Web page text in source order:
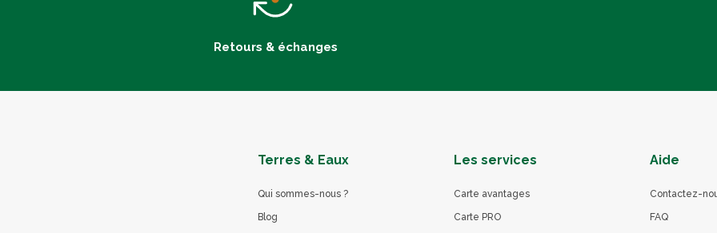
Retours & échanges
Terres & Eaux
Qui sommes-nous ?
Blog
Les services
Carte avantages
Carte PRO
Aide
Contactez-
FAQ